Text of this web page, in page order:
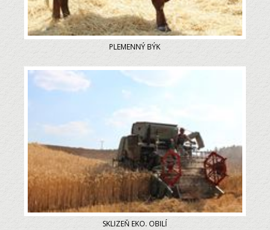
PLEMENNÝ BÝK
SKLIZEŇ EKO. OBILÍ